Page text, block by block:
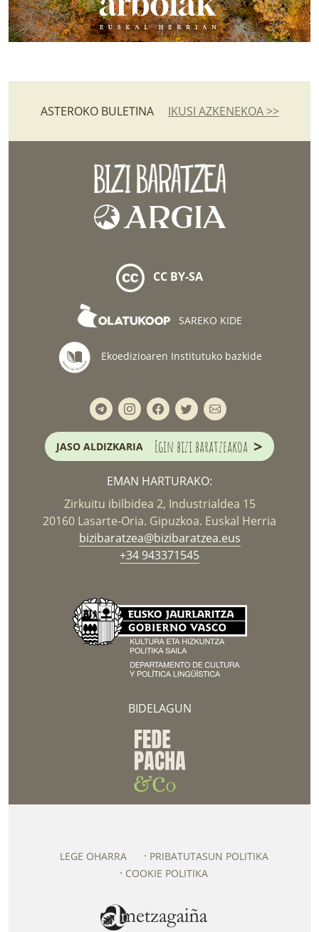
ASTEROKO BULETINA IKUSI AZKENEKOA >>
CC BY-SA
SAREKO KIDE
Ekoedizioaren Institutuko bazkide
JASO ALDIZKARIA Egin bizi baratzeakoa >
EMAN HARTURAKO:
Zirkuitu ibilbidea 2, Industrialdea 15
20160 Lasarte-Oria. Gipuzkoa. Euskal Herria
bizibaratzea@bizibaratzea.eus
+34 943371545
BIDELAGUN
LEGE OHARRA
PRIBATUTASUN POLITIKA
COOKIE POLITIKA